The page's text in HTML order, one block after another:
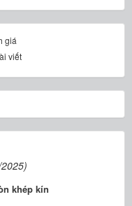
giá
viết
khép kín